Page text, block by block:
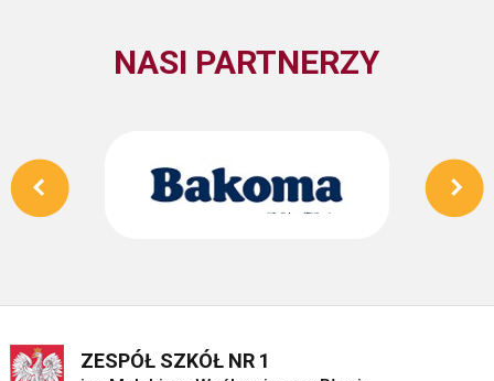
NASI PARTNERZY
ZESPÓŁ SZKÓŁ NR 1